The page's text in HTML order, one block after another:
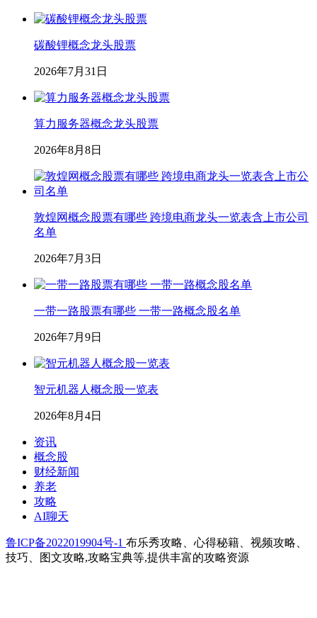
碳酸锂概念龙头股票
2026年7月31日
算力服务器概念龙头股票
2026年8月8日
敦煌网概念股票有哪些 跨境电商龙头一览表含上市公司
名单
2026年7月3日
一带一路股票有哪些 一带一路概念股名单
2026年7月9日
智元机器人概念股一览表
2026年8月4日
资讯
概念股
财经新闻
养老
攻略
AI聊天
鲁ICP备2022019904号-1 布乐秀攻略、心得秘籍、视频攻略、
技巧、图文攻略,攻略宝典等,提供丰富的攻略资源